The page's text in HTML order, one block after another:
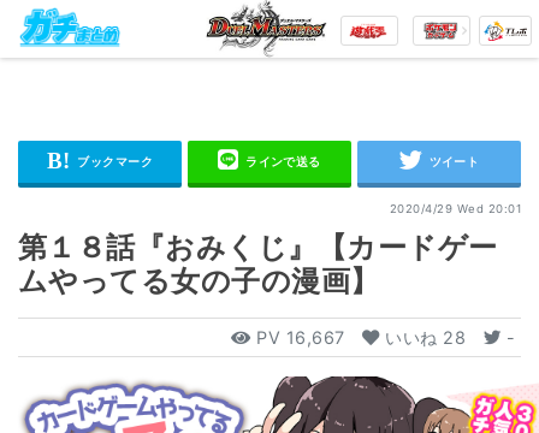
2020/4/29 Wed 20:01
第１８話『おみくじ』【カードゲー
ムやってる女の子の漫画】
PV 16,667 いいね 28 -